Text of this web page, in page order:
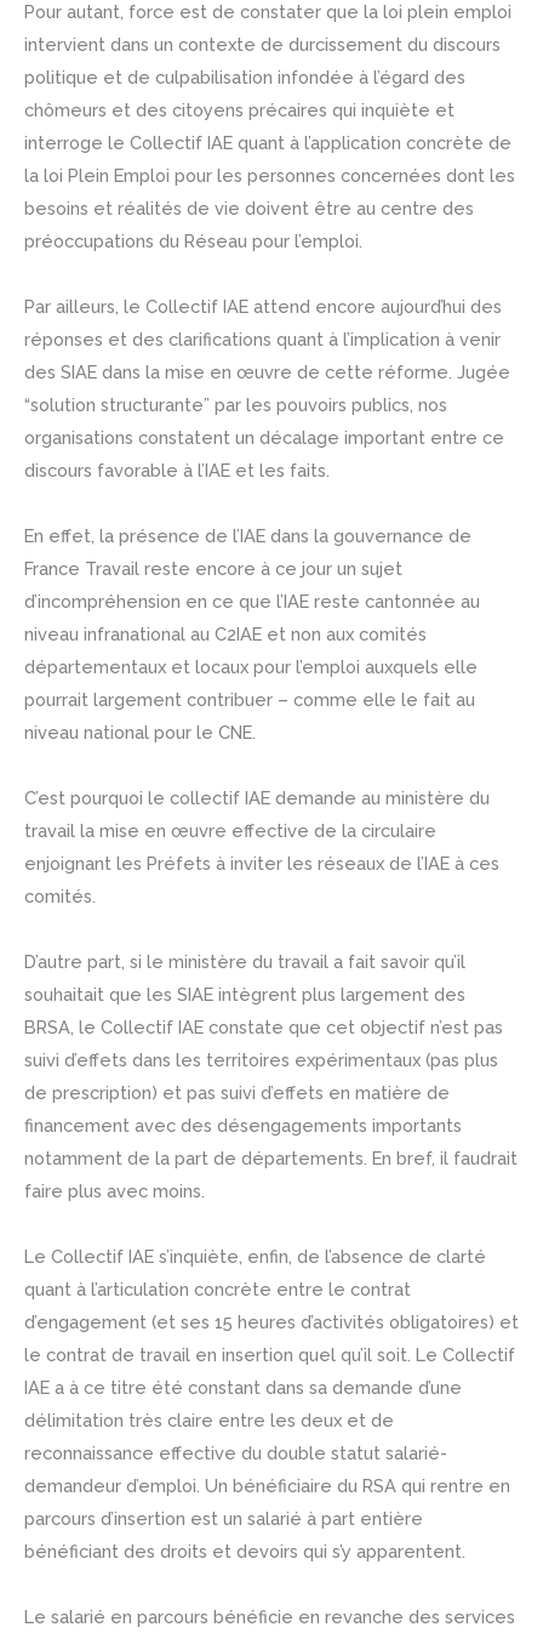
Pour autant, force est de constater que la loi plein emploi
intervient dans un contexte de durcissement du discours
politique et de culpabilisation infondée à l’égard des
chômeurs et des citoyens précaires qui inquiète et
interroge le Collectif IAE quant à l’application concrète de
la loi Plein Emploi pour les personnes concernées dont les
besoins et réalités de vie doivent être au centre des
préoccupations du Réseau pour l’emploi.
Par ailleurs, le Collectif IAE attend encore aujourd’hui des
réponses et des clarifications quant à l’implication à venir
des SIAE dans la mise en œuvre de cette réforme. Jugée
“solution structurante” par les pouvoirs publics, nos
organisations constatent un décalage important entre ce
discours favorable à l’IAE et les faits.
En effet, la présence de l’IAE dans la gouvernance de
France Travail reste encore à ce jour un sujet
d’incompréhension en ce que l’IAE reste cantonnée au
niveau infranational au C2IAE et non aux comités
départementaux et locaux pour l’emploi auxquels elle
pourrait largement contribuer – comme elle le fait au
niveau national pour le CNE.
C’est pourquoi le collectif IAE demande au ministère du
travail la mise en œuvre effective de la circulaire
enjoignant les Préfets à inviter les réseaux de l’IAE à ces
comités.
D’autre part, si le ministère du travail a fait savoir qu’il
souhaitait que les SIAE intègrent plus largement des
BRSA, le Collectif IAE constate que cet objectif n’est pas
suivi d’effets dans les territoires expérimentaux (pas plus
de prescription) et pas suivi d’effets en matière de
financement avec des désengagements importants
notamment de la part de départements. En bref, il faudrait
faire plus avec moins.
Le Collectif IAE s’inquiète, enfin, de l’absence de clarté
quant à l’articulation concrète entre le contrat
d’engagement (et ses 15 heures d’activités obligatoires) et
le contrat de travail en insertion quel qu’il soit. Le Collectif
IAE a à ce titre été constant dans sa demande d’une
délimitation très claire entre les deux et de
reconnaissance effective du double statut salarié-
demandeur d’emploi. Un bénéficiaire du RSA qui rentre en
parcours d’insertion est un salarié à part entière
bénéficiant des droits et devoirs qui s’y apparentent.
Le salarié en parcours bénéficie en revanche des services